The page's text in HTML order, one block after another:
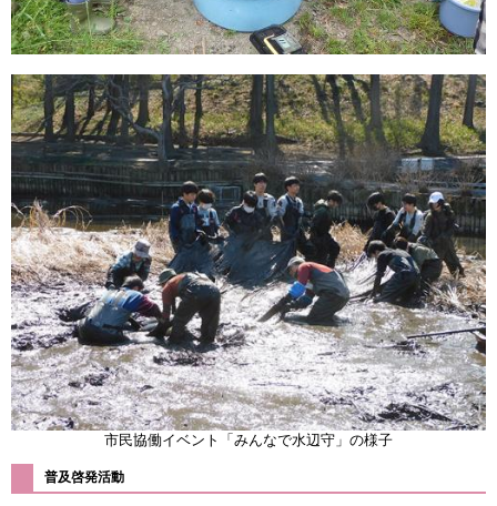
市民協働イベント「みんなで水辺守」の様子
普及啓発活動